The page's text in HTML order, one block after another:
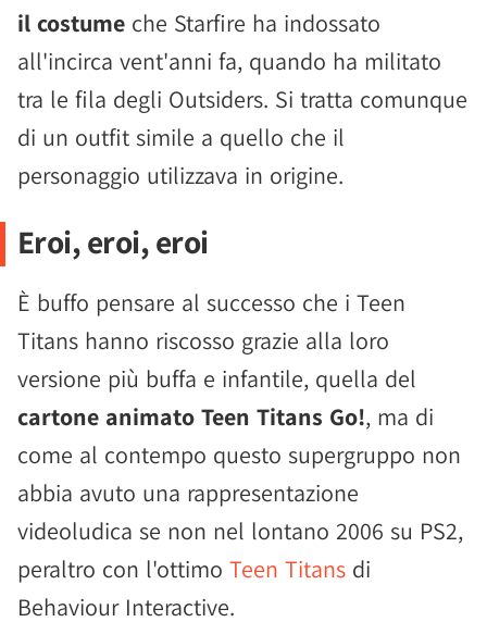
il costume che Starfire ha indossato
all'incirca vent'anni fa, quando ha militato
tra le fila degli Outsiders. Si tratta comunque
di un outfit simile a quello che il
personaggio utilizzava in origine.
Eroi, eroi, eroi
È buffo pensare al successo che i Teen
Titans hanno riscosso grazie alla loro
versione più buffa e infantile, quella del
cartone animato Teen Titans Go!, ma di
come al contempo questo supergruppo non
abbia avuto una rappresentazione
videoludica se non nel lontano 2006 su PS2,
peraltro con l'ottimo Teen Titans di
Behaviour Interactive.